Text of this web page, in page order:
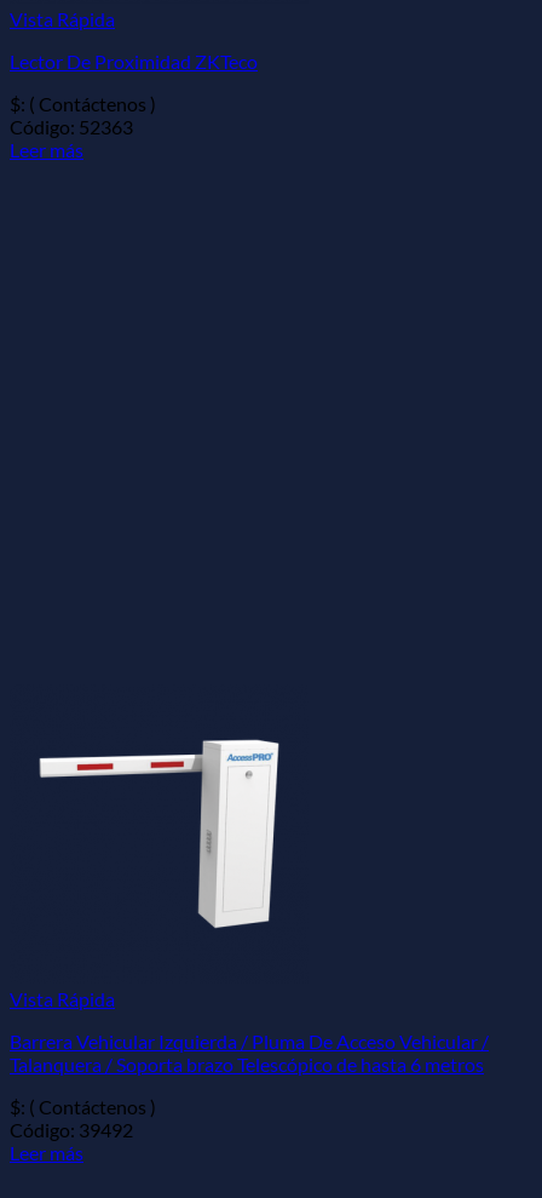
Vista Rápida
Lector De Proximidad ZKTeco
$: ( Contáctenos )
Código: 52363
Leer más
Vista Rápida
Barrera Vehicular Izquierda / Pluma De Acceso Vehicular /
Talanquera / Soporta brazo Telescópico de hasta 6 metros
$: ( Contáctenos )
Código: 39492
Leer más